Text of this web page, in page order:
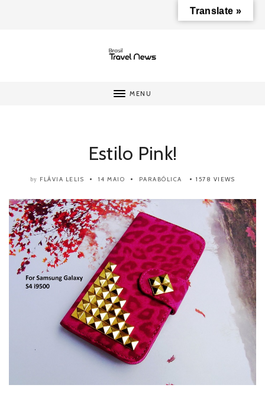
MENU
Estilo Pink!
by FLÁVIA LELIS 14 MAIO PARABÓLICA 1578 VIEWS
Translate »